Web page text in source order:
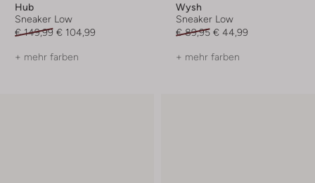
Hub
Sneaker Low
€ 149,99 € 104,99
+ mehr farben
Wysh
Sneaker Low
€ 89,95 € 44,99
+ mehr farben